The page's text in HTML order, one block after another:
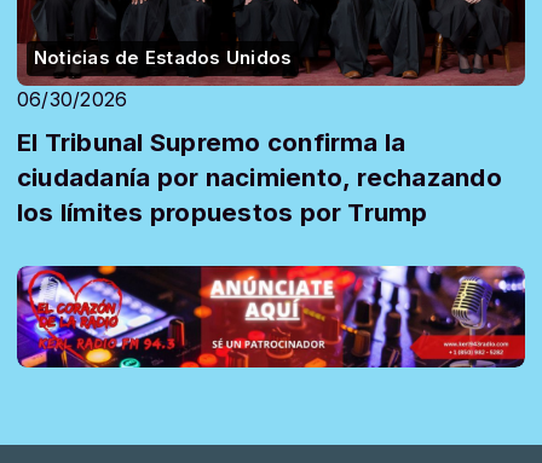
Noticias de Estados Unidos
06/30/2026
El Tribunal Supremo confirma la
ciudadanía por nacimiento, rechazando
los límites propuestos por Trump